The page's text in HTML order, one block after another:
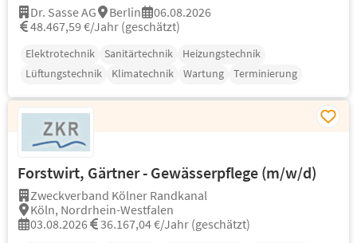
Dr. Sasse AG Berlin
06.08.2026
48.467,59 €/Jahr (geschätzt)
Elektrotechnik Sanitärtechnik
Heizungstechnik
Lüftungstechnik
Klimatechnik Wartung Terminierung
Forstwirt, Gärtner - Gewässerpflege (m/w/d)
Zweckverband Kölner Randkanal
Köln, Nordrhein-Westfalen
03.08.2026
36.167,04 €/Jahr (geschätzt)